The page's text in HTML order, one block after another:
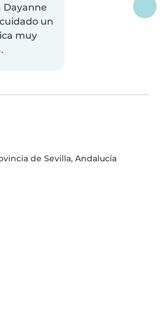
Dayanne
un
muy
de Sevilla, Andalucía